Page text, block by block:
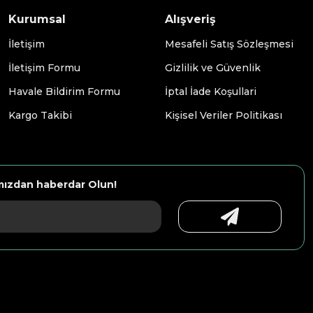
Kurumsal
İletişim
İletişim Formu
Havale Bildirim Formu
Kargo Takibi
Alışveriş
Mesafeli Satış Sözleşmesi
Gizlilik ve Güvenlik
İptal İade Koşullari
Kişisel Veriler Politikası
haberdar Olun!